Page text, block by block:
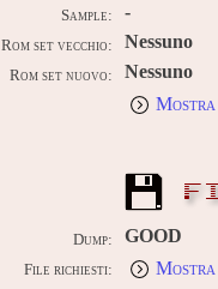
Sample: -
Rom set vecchio: Nessuno
Rom set nuovo:
Nessuno
Dump: GOOD
File richiesti: